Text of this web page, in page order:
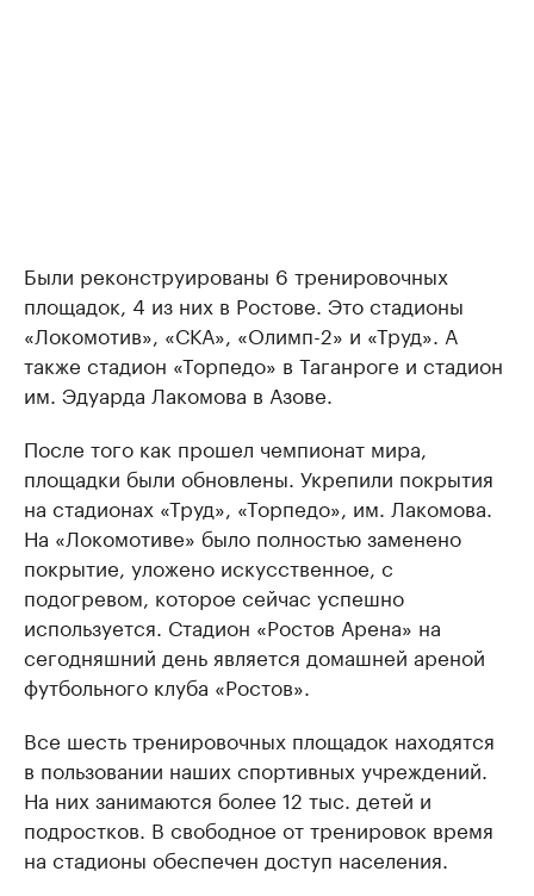
Были реконструированы 6 тренировочных
площадок, 4 из них в Ростове. Это стадионы
«Локомотив», «СКА», «Олимп-2» и «Труд». А
также стадион «Торпедо» в Таганроге и стадион
им. Эдуарда Лакомова в Азове.
После того как прошел чемпионат мира,
площадки были обновлены. Укрепили покрытия
на стадионах «Труд», «Торпедо», им. Лакомова.
На «Локомотиве» было полностью заменено
покрытие, уложено искусственное, с
подогревом, которое сейчас успешно
используется. Стадион «Ростов Арена» на
сегодняшний день является домашней ареной
футбольного клуба «Ростов».
Все шесть тренировочных площадок находятся
в пользовании наших спортивных учреждений.
На них занимаются более 12 тыс. детей и
подростков. В свободное от тренировок время
на стадионы обеспечен доступ населения.